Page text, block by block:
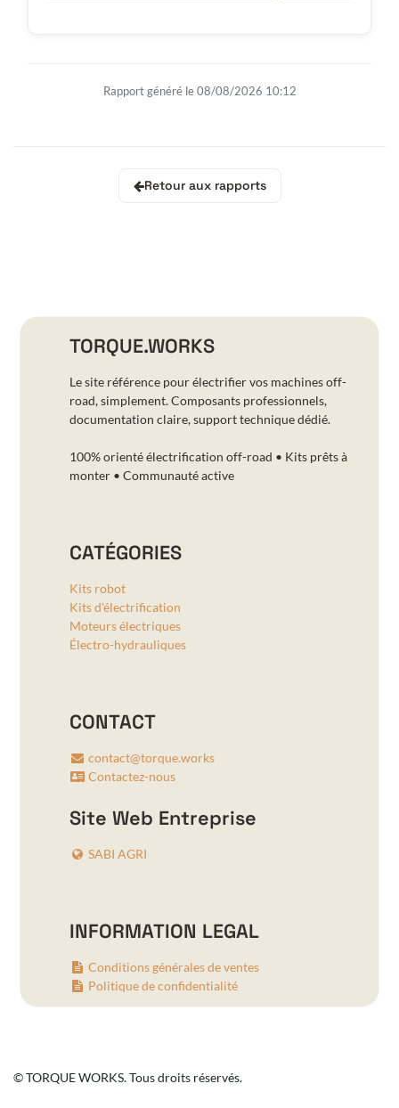
Rapport généré le 08/08/2026 10:12
Retour aux rapports
TORQUE.WORKS
Le site référence pour électrifier vos machines off-
road, simplement. Composants professionnels,
documentation claire, support technique dédié.
100% orienté électrification off-road • Kits prêts à
monter • Communauté active
CATÉGORIES
Kits robot
Kits d'électrification
Moteurs électriques
Électro-hydrauliques
CONTACT
contact@torque.works
Contactez-nous
Site Web Entreprise
SABI AGRI
INFORMATION LEGAL
Conditions générales de ventes
Politique de confidentialité
© TORQUE WORKS. Tous droits réservés.